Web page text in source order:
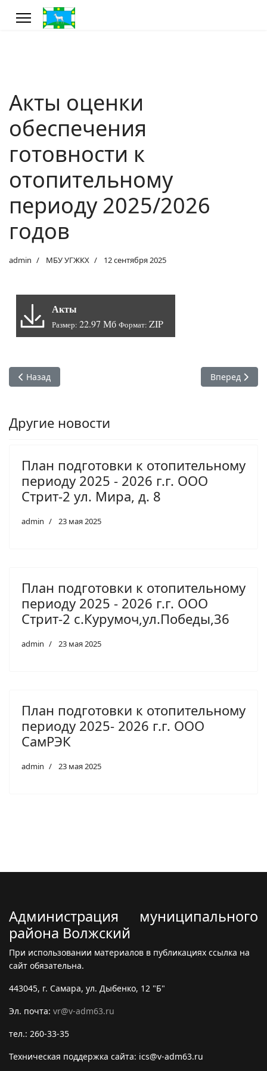
Акты оценки
обеспечения
готовности к
отопительному
периоду 2025/2026
годов
admin МБУ УГЖКХ 12 сентября 2025
Акты
Размер: 22.97 Мб Формат: ZIP
Предыдущий: Постановление от 09.02.2026 №370 Об
Назад Следующий:
Вперед
Другие новости
План подготовки к отопительному
периоду 2025 - 2026 г.г. ООО
Стрит-2 ул. Мира, д. 8
admin 23 мая 2025
План подготовки к отопительному
периоду 2025 - 2026 г.г. ООО
Стрит-2 с.Курумоч,ул.Победы,36
admin 23 мая 2025
План подготовки к отопительному
периоду 2025- 2026 г.г. ООО
СамРЭК
admin 23 мая 2025
Администрация муниципального
района Волжский
При использовании материалов в публикациях ссылка на
сайт обязательна.
443045, г. Самара, ул. Дыбенко, 12 "Б"
Эл. почта: vr@v-adm63.ru
тел.: 260-33-35
Техническая поддержка сайта: ics@v-adm63.ru